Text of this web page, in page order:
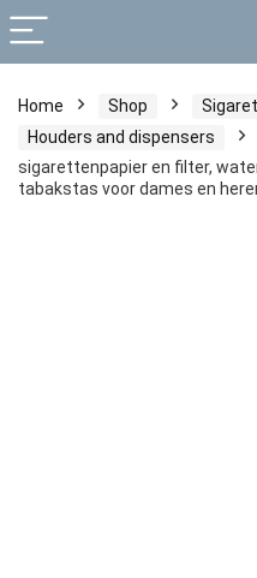
Home Shop
Houders and dispensers
sigarettenpapier en filter,
tabakstas voor dames en